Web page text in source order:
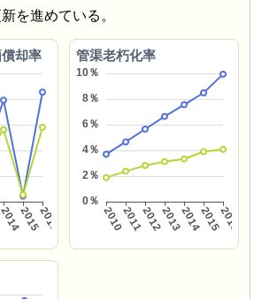
を進めている。
却率 管渠老朽化率